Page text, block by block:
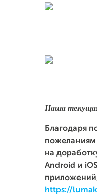
Наша
Благодаря
на
Android и
https://